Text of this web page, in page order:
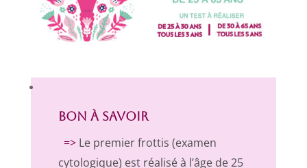
BON À SAVOIR
=>Le premier frottis (examen
cytologique) est réalisé à l’âge de 25